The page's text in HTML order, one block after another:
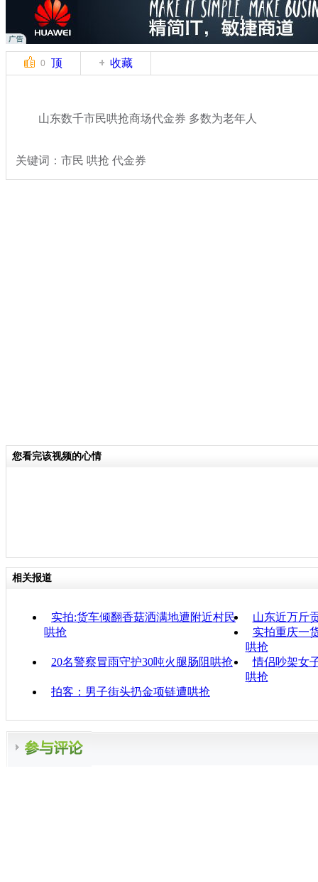
0 顶 收藏
山东数千市民哄抢商场代金券 多数为老年人
关键词：市民 哄抢 代金券
您看完该视频的心情
相关报道
实拍:货车倾翻香菇洒满地遭附近村民
哄抢
山东近万斤
实拍重庆一
哄抢
20名警察冒雨守护30吨火腿肠阻哄抢
情侣吵架女
哄抢
拍客：男子街头扔金项链遭哄抢